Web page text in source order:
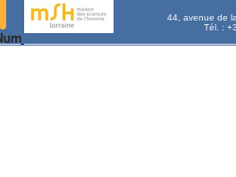
44, avenue de
Tél. :